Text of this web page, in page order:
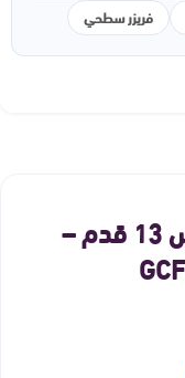
فريزر سطحي
فريزر سطحي أرضي جيباس 13 قدم –